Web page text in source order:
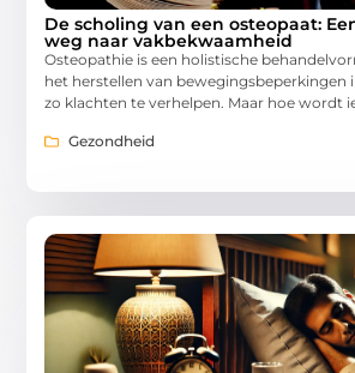
De scholing van een osteopaat:
weg naar vakbekwaamheid
Osteopathie is een holistische
het herstellen van bewegingsbeperkingen
zo klachten te verhelpen. Maar hoe wordt
Gezondheid